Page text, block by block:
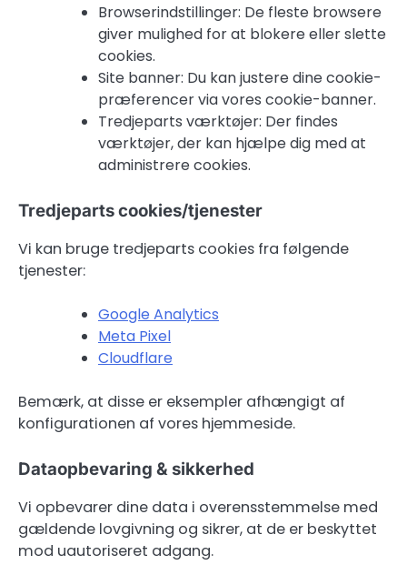
Browserindstillinger: De fleste browsere
giver mulighed for at blokere eller slette
cookies.
Site banner: Du kan justere dine cookie-
præferencer via vores cookie-banner.
Tredjeparts værktøjer: Der findes
værktøjer, der kan hjælpe dig med at
administrere cookies.
Tredjeparts cookies/tjenester
Vi kan bruge tredjeparts cookies fra følgende
tjenester:
Google Analytics
Meta Pixel
Cloudflare
Bemærk, at disse er eksempler afhængigt af
konfigurationen af vores hjemmeside.
Dataopbevaring & sikkerhed
Vi opbevarer dine data i overensstemmelse med
gældende lovgivning og sikrer, at de er beskyttet
mod uautoriseret adgang.